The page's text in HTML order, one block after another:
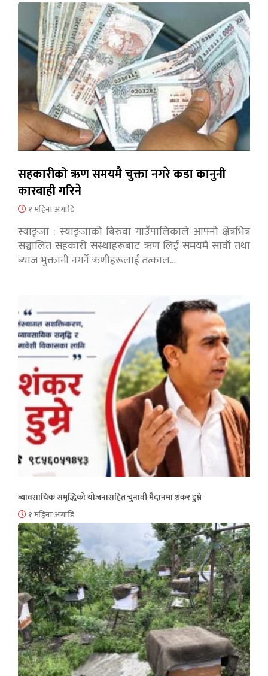
सहकारीको ऋण समयमै चुक्ता नगरे कडा कानुनी
कारबाही गरिने
१ महिना अगाडि
स्याङ्जा : स्याङ्जाको बिरुवा गाउँपालिकाले आफ्नो क्षेत्रभित्र
सञ्चालित सहकारी संस्थाहरूबाट ऋण लिई समयमै सावाँ तथा
ब्याज भुक्तानी नगर्ने ऋणीहरूलाई तत्काल…
व्यावसायिक समृद्धिको योजनासहित चुनावी मैदानमा शंकर डुम्रे
१ महिना अगाडि